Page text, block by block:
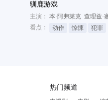
驯鹿游戏
主演： 本·阿弗莱克 查理兹·塞
看点：
动作 惊悚 犯罪
热门频道